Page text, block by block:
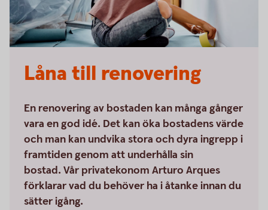
Låna till renovering
En renovering av bostaden kan många gånger
vara en god idé. Det kan öka bostadens värde
och man kan undvika stora och dyra ingrepp i
framtiden genom att underhålla sin
bostad. Vår privatekonom Arturo Arques
förklarar vad du behöver ha i åtanke innan du
sätter igång.